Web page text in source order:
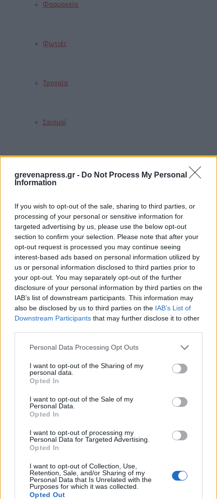
grevenapress.gr - Do Not Process My Personal
Information
If you wish to opt-out of the sale, sharing to third parties, or
processing of your personal or sensitive information for
targeted advertising by us, please use the below opt-out
section to confirm your selection. Please note that after your
opt-out request is processed you may continue seeing
interest-based ads based on personal information utilized by
us or personal information disclosed to third parties prior to
your opt-out. You may separately opt-out of the further
disclosure of your personal information by third parties on the
IAB’s list of downstream participants. This information may
also be disclosed by us to third parties on the IAB’s List of
Downstream Participants that may further disclose it to other
Personal Data Processing Opt Outs
I want to opt-out of the Sharing of my
personal data.
Opted In
I want to opt-out of the Sale of my
Personal Data.
Opted In
I want to opt-out of processing my
Personal Data for Targeted Advertising.
Opted In
I want to opt-out of Collection, Use,
Retention, Sale, and/or Sharing of my
Personal Data that Is Unrelated with the
Purposes for which it was collected.
Opted Out
Φαρμακεία
Φωτιές
Τροχαία
Σεισμοί
Παιδί
Διακόσμηση
Διατροφή
Auto
Sexuality